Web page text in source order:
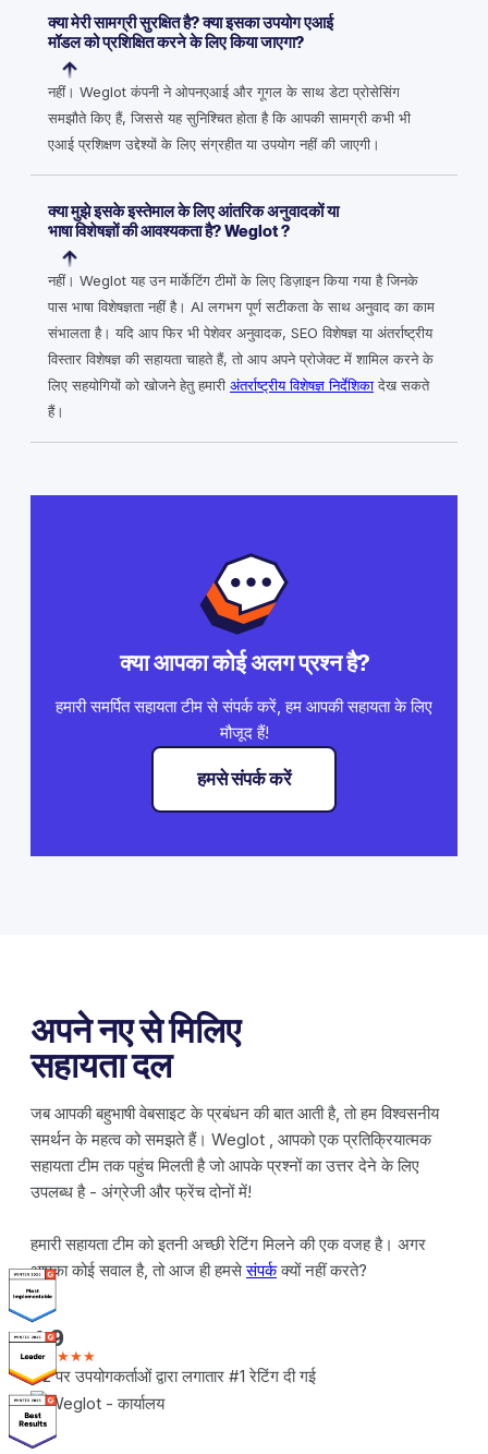
क्या मेरी सामग्री सुरक्षित है? क्या इसका उपयोग एआई
मॉडल को प्रशिक्षित करने के लिए किया जाएगा?
नहीं। Weglot कंपनी ने ओपनएआई और गूगल के साथ डेटा प्रोसेसिंग
समझौते किए हैं, जिससे यह सुनिश्चित होता है कि आपकी सामग्री कभी भी
एआई प्रशिक्षण उद्देश्यों के लिए संग्रहीत या उपयोग नहीं की जाएगी।
क्या मुझे इसके इस्तेमाल के लिए आंतरिक अनुवादकों या
भाषा विशेषज्ञों की आवश्यकता है? Weglot ?
नहीं। Weglot यह उन मार्केटिंग टीमों के लिए डिज़ाइन किया गया है जिनके
पास भाषा विशेषज्ञता नहीं है। AI लगभग पूर्ण सटीकता के साथ अनुवाद का काम
संभालता है। यदि आप फिर भी पेशेवर अनुवादक, SEO विशेषज्ञ या अंतर्राष्ट्रीय
विस्तार विशेषज्ञ की सहायता चाहते हैं, तो आप अपने प्रोजेक्ट में शामिल करने के
लिए सहयोगियों को खोजने हेतु हमारी अंतर्राष्ट्रीय विशेषज्ञ निर्देशिका देख सकते
हैं।
क्या आपका कोई अलग प्रश्न है?
हमारी समर्पित सहायता टीम से संपर्क करें, हम आपकी सहायता के लिए
मौजूद हैं!
हमसे संपर्क करें
अपने नए से मिलिए
सहायता दल
जब आपकी बहुभाषी वेबसाइट के प्रबंधन की बात आती है, तो हम विश्वसनीय
समर्थन के महत्व को समझते हैं। Weglot , आपको एक प्रतिक्रियात्मक
सहायता टीम तक पहुंच मिलती है जो आपके प्रश्नों का उत्तर देने के लिए
उपलब्ध है - अंग्रेजी और फ्रेंच दोनों में!
हमारी सहायता टीम को इतनी अच्छी रेटिंग मिलने की एक वजह है। अगर
आपका कोई सवाल है, तो आज ही हमसेसंपर्कक्यों नहीं करते?
4.9
★★★★★
G2 पर उपयोगकर्ताओं द्वारा लगातार #1 रेटिंग दी गई